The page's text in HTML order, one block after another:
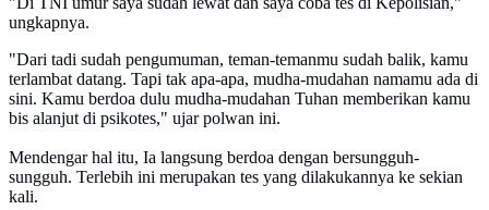
ungkapnya.
"Dari tadi sudah pengumuman, teman-temanmu sudah balik, kamu
terlambat datang. Tapi tak apa-apa, mudha-mudahan namamu ada di
sini. Kamu berdoa dulu mudha-mudahan Tuhan memberikan kamu
bis alanjut di psikotes," ujar polwan ini.
Mendengar hal itu, Ia langsung berdoa dengan bersungguh-
sungguh. Terlebih ini merupakan tes yang dilakukannya ke sekian
kali.